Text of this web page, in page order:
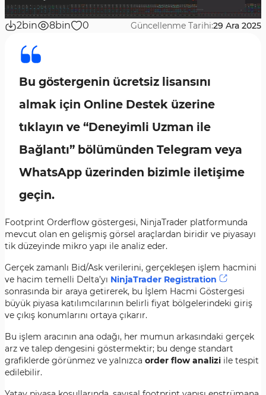
2bin 8bin 0 Güncellenme Tarihi:29 Ara 2025
Bu göstergenin ücretsiz lisansını
almak için Online Destek üzerine
tıklayın ve “Deneyimli Uzman ile
Bağlantı” bölümünden Telegram veya
WhatsApp üzerinden bizimle iletişime
geçin.
Footprint Orderflow göstergesi, NinjaTrader platformunda
mevcut olan en gelişmiş görsel araçlardan biridir ve piyasayı
tik düzeyinde mikro yapı ile analiz eder.
Gerçek zamanlı Bid/Ask verilerini, gerçekleşen işlem hacmini
ve hacim temelli Delta’yı NinjaTrader Registration
sonrasında bir araya getirerek, bu İşlem Hacmi Göstergesi
büyük piyasa katılımcılarının belirli fiyat bölgelerindeki giriş
ve çıkış konumlarını ortaya çıkarır.
Bu işlem aracının ana odağı, her mumun arkasındaki gerçek
arz ve talep dengesini göstermektir; bu denge standart
grafiklerde görünmez ve yalnızca order flow analizi ile tespit
edilebilir.